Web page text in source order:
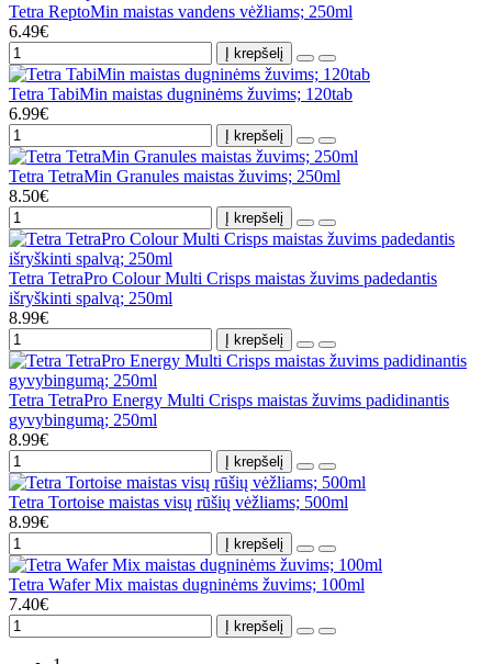
Tetra ReptoMin maistas vandens vėžliams; 250ml
6.49€
Į krepšelį
Tetra TabiMin maistas dugninėms žuvims; 120tab
6.99€
Į krepšelį
Tetra TetraMin Granules maistas žuvims; 250ml
8.50€
Į krepšelį
Tetra TetraPro Colour Multi Crisps maistas žuvims padedantis
išryškinti spalvą; 250ml
8.99€
Į krepšelį
Tetra TetraPro Energy Multi Crisps maistas žuvims padidinantis
gyvybingumą; 250ml
8.99€
Į krepšelį
Tetra Tortoise maistas visų rūšių vėžliams; 500ml
8.99€
Į krepšelį
Tetra Wafer Mix maistas dugninėms žuvims; 100ml
7.40€
Į krepšelį